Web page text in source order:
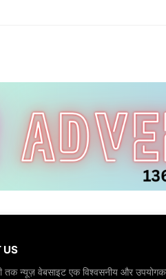
US
न्यूज़ वेबसाइट एक विश्वसनीय और